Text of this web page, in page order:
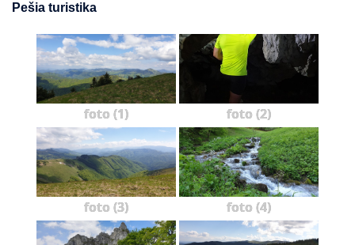
Pešia turistika
foto (1) foto (2)
foto (3) foto (4)